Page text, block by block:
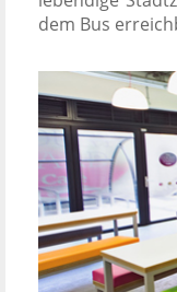
dem Bus